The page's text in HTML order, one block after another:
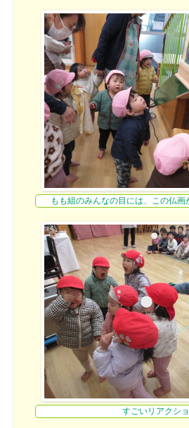
もも組のみんなの目には、この仏画
すごいリアクシ